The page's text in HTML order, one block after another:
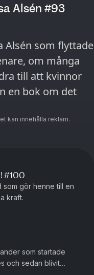
Alsén #93
Alsén som flyttade
om många
till att kvinnor
en bok om det
kan innehålla reklam.
#100
som gör henne till en
kraft.
som startade
och sedan blivit